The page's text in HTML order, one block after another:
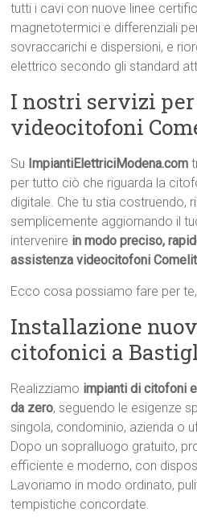
tutti i cavi con nuove linee
magnetotermici e differenziali
sovraccarichi e dispersioni, e
elettrico secondo gli standard
I nostri servizi
videocitofoni
Su ImpiantiElettriciModena.com
per tutto ciò che riguarda la
digitale. Che tu stia costruendo,
semplicemente aggiornando il
intervenire in modo preciso,
assistenza videocitofoni
Ecco cosa possiamo fare per
Installazione
citofonici a
Realizziamo impianti di citofoni
da zero, seguendo le esigenze
singola, condominio, azienda o
Dopo un sopralluogo gratuito,
efficiente e moderno, con
Lavoriamo in modo ordinato,
tempistiche concordate.